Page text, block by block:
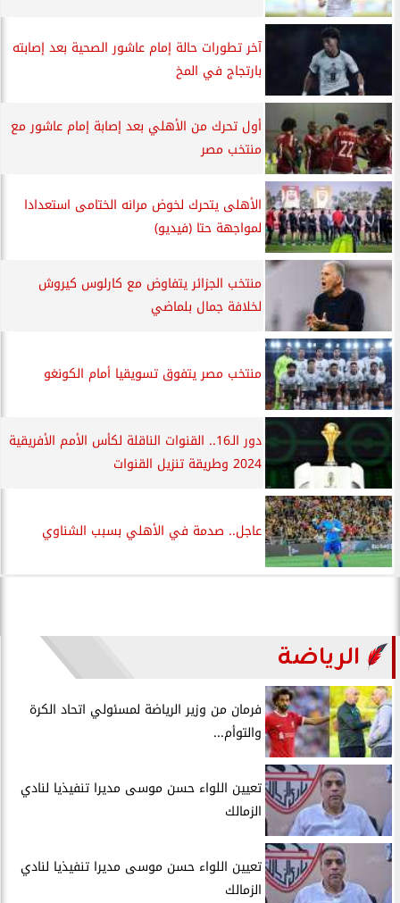
آخر تطورات حالة إمام عاشور الصحية بعد إصابته
بارتجاج في المخ
أول تحرك من الأهلي بعد إصابة إمام عاشور مع
منتخب مصر
الأهلى يتحرك لخوض مرانه الختامى استعدادا
لمواجهة حتا (فيديو)
منتخب الجزائر يتفاوض مع كارلوس كيروش
لخلافة جمال بلماضي
منتخب مصر يتفوق تسويقيا أمام الكونغو
دور الـ16.. القنوات الناقلة لكأس الأمم الأفريقية
2024 وطريقة تنزيل القنوات
عاجل.. صدمة في الأهلي بسبب الشناوي
الرياضة
فرمان من وزير الرياضة لمسئولي اتحاد الكرة
والتوأم...
تعيين اللواء حسن موسى مديرا تنفيذيا لنادي
الزمالك
تعيين اللواء حسن موسى مديرا تنفيذيا لنادي
الزمالك